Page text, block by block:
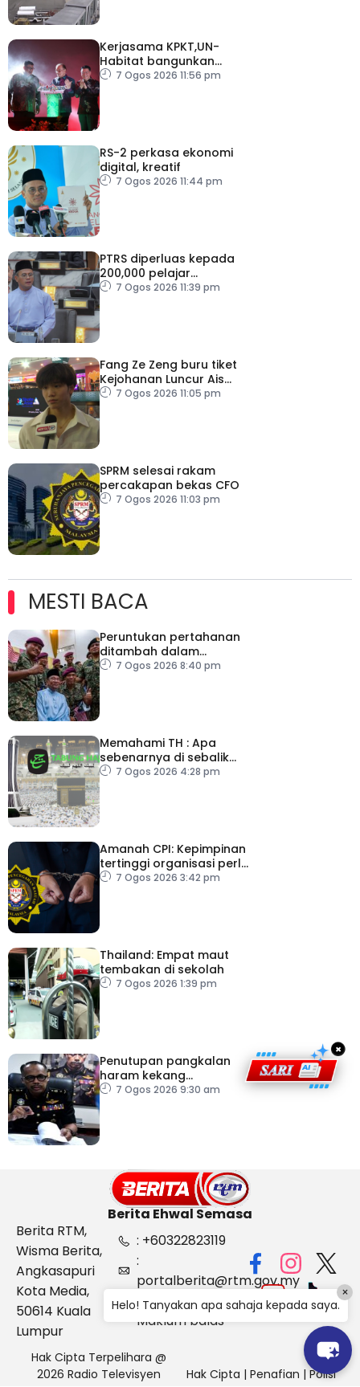
Kerjasama KPKT,UN-
Habitat bangunkan
inisiatif My Public Space
7 Ogos 2026 11:56 pm
RS-2 perkasa ekonomi
digital, kreatif
7 Ogos 2026 11:44 pm
PTRS diperluas kepada
200,000 pelajar
menjelang 2030
7 Ogos 2026 11:39 pm
Fang Ze Zeng buru tiket
Kejohanan Luncur Ais
Dunia 2027
7 Ogos 2026 11:05 pm
SPRM selesai rakam
percakapan bekas CFO
7 Ogos 2026 11:03 pm
MESTI BACA
Peruntukan pertahanan
ditambah dalam
Belanjawan 2027
7 Ogos 2026 8:40 pm
Memahami TH : Apa
sebenarnya di sebalik
angka
7 Ogos 2026 4:28 pm
Amanah CPI: Kepimpinan
tertinggi organisasi perlu
pacu reformasi radikal
7 Ogos 2026 3:42 pm
Thailand: Empat maut
tembakan di sekolah
7 Ogos 2026 1:39 pm
Penutupan pangkalan
haram kekang
penyeludupan di
7 Ogos 2026 9:30 am
×
Berita Ehwal Semasa
Berita RTM,
Wisma Berita,
Angkasapuri
Kota Media,
50614 Kuala
Lumpur
: +60322823119
:
portalberita@rtm.gov.my
: Aduan &
Maklum balas
Hak Cipta Terpelihara @
2026 Radio Televisyen
Hak Cipta | Penafian | Polisi
Helo! Tanyakan apa sahaja kepada saya.
×